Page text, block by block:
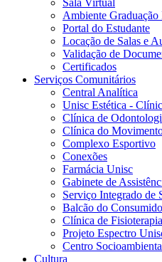
Sala Virtual
Ambiente
Portal do Estudante
Locação de Salas e
Validação de
Certificados
Serviços Comunitários
Central Analítica
Unisc Estética -
Clínica de
Clínica do
Complexo Esportivo
Conexões
Farmácia Unisc
Gabinete de
Serviço Integrado de
Balcão do
Clínica de Fisioterapia
Projeto Espectro
Centro
Cultura